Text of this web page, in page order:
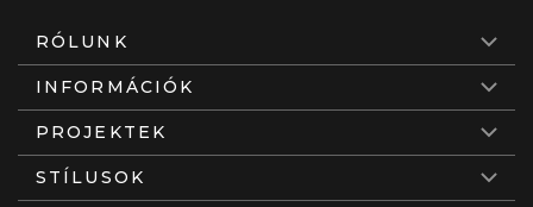
RÓLUNK
INFORMÁCIÓK
PROJEKTEK
STÍLUSOK